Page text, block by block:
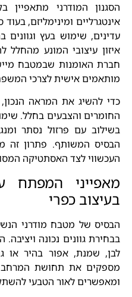
הסגנון המודרני מתאפיין
אינטגרליים ומינימליזם,
עדינים, שימוש בעץ וגוונים
איזון עיצובי המונע
חברת האומנות שבמטבח
מותאמים אישית לצרכי
כדי להשיג את המראה
החומרים והצבעים בחלל.
בשילוב עם פרזול נסתר
הבסיס המשותף. פתרון זה
העכשווי לצד האסתטיקה
מאפייני המפתח
בעיצוב כפרי
הבסיס של מטבח מודרני
בבחירת גוונים נכונה
לבן, שמנת, אפור בהיר או
מספקים את תחושת המרחב
ומאפשרים לאור הטבעי